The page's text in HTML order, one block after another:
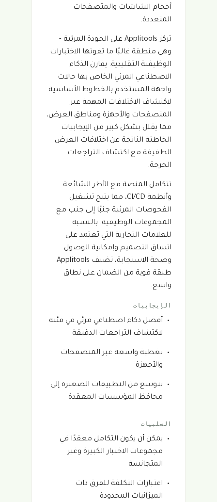
أحجام الشاشات والمتصفحات
المتعددة.
تركز Applitools على الجودة المرئية -
وهي منطقة غالبًا ما تفوتها الاختبارات
الوظيفية التقليدية. يقارن الذكاء
الاصطناعي المرئي الخاص بها حالات
واجهة المستخدم بالخطوط الأساسية
لاكتشاف الاختلافات المهمة عبر
المتصفحات والأجهزة ومناطق العرض،
مما يقلل بشكل كبير من الإيجابيات
الخاطئة الناتجة عن اختلافات العرض
الطفيفة مع اكتشاف التراجعات
الحرجة.
تتكامل المنصة مع الأطر الشائعة
وأنظمة CI/CD، مما يتيح تشغيل
الفحوصات المرئية جنبًا إلى جنب مع
المجموعات الوظيفية. بالنسبة
للعلامات التجارية التي تعتمد على
اتساق التصميم وإمكانية الوصول
وصحة الاستجابة، تضيف Applitools
طبقة قوية من الضمان على نطاق
واسع.
الإيجابيات
أفضل ذكاء اصطناعي مرئي في فئته
لاكتشاف التراجعات الدقيقة
تغطية واسعة عبر المتصفحات
والأجهزة
تتوسع من التطبيقات الصغيرة إلى
محافظ المؤسسات المعقدة
السلبيات
يمكن أن يكون التكامل معقدًا في
مجموعات الاختبار الكبيرة وغير
المتجانسة
اعتبارات التكلفة للفرق ذات
الميزانيات المحدودة